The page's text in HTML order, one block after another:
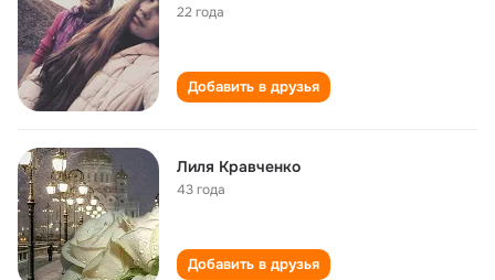
22 года
Добавить в друзья
Лиля Кравченко
43 года
Добавить в друзья